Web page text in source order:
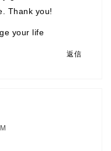
Thank you!
your life
返信